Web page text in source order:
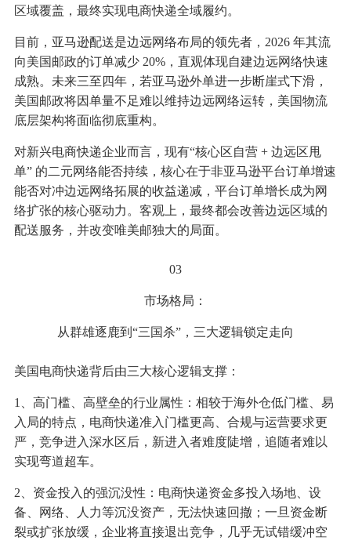
区域覆盖，最终实现电商快递全域履约。
目前，亚马逊配送是边远网络布局的领先者，2026 年其流
向美国邮政的订单减少 20%，直观体现自建边远网络快速
成熟。未来三至四年，若亚马逊外单进一步断崖式下滑，
美国邮政将因单量不足难以维持边远网络运转，美国物流
底层架构将面临彻底重构。
对新兴电商快递企业而言，现有“核心区自营 + 边远区甩
单” 的二元网络能否持续，核心在于非亚马逊平台订单增速
能否对冲边远网络拓展的收益递减，平台订单增长成为网
络扩张的核心驱动力。客观上，最终都会改善边远区域的
配送服务，并改变唯美邮独大的局面。
03
市场格局：
从群雄逐鹿到“三国杀”，三大逻辑锁定走向
美国电商快递背后由三大核心逻辑支撑：
1、高门槛、高壁垒的行业属性：相较于海外仓低门槛、易
入局的特点，电商快递准入门槛更高、合规与运营要求更
严，竞争进入深水区后，新进入者难度陡增，追随者难以
实现弯道超车。
2、资金投入的强沉没性：电商快递资金多投入场地、设
备、网络、人力等沉没资产，无法快速回撤；一旦资金断
裂或扩张放缓，企业将直接退出竞争，几乎无试错缓冲空